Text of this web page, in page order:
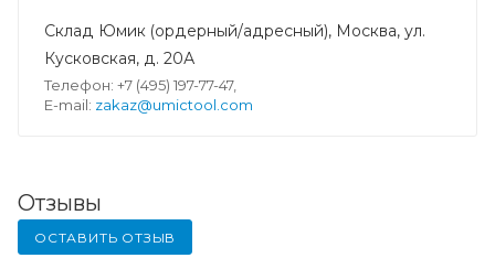
Склад Юмик (ордерный/адресный), Москва, ул.
Кусковская, д. 20А
Телефон: +7 (495) 197-77-47,
E-mail: zakaz@umictool.com
Отзывы
ОСТАВИТЬ ОТЗЫВ